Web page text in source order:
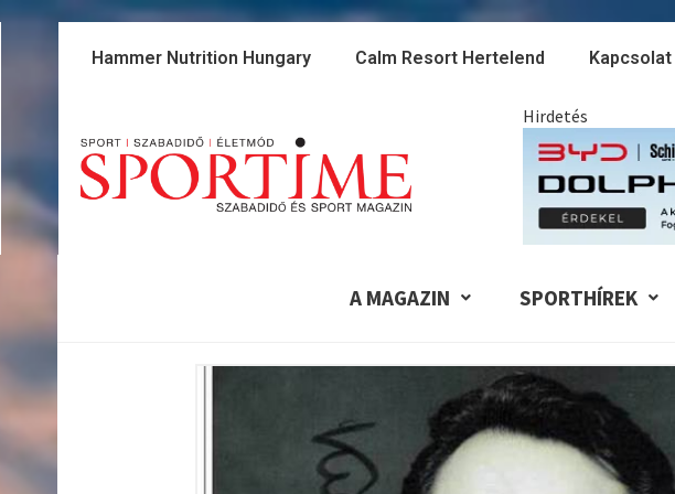
Skip
Hammer Nutrition Hungary Calm Resort Hertelend Kapcsolat
Hirdetés
A MAGAZIN SPORTHÍREK